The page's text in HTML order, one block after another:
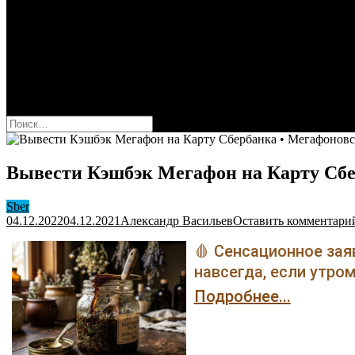
Найти:
Вывести Кэшбэк Мегафон на Карту
Sber
04.12.202204.12.2021 Александр ВасильевОставить
🩸 Сенсационное
навсегда, если
Подробнее...